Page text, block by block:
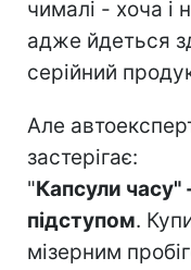
чималі - хоча і
адже йдеться
серійний
Але
застерігає:
"Капсули часу"
підступом.
мізерним